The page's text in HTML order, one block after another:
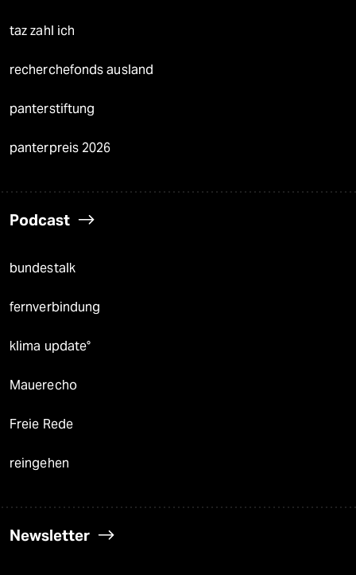
taz zahl ich
recherchefonds ausland
panterstiftung
panterpreis 2026
Podcast
bundestalk
fernverbindung
klima update°
Mauerecho
Freie Rede
reingehen
Newsletter